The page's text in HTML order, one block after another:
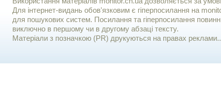
Для iнтернет-видань обов'язковим є гiперпосилання на
для пошукових систем. Посилання та гіперпосилання
виключно в першому чи в другому абзаці тексту.
Матеріали з позначкою (PR) друкуються на правах реклами..